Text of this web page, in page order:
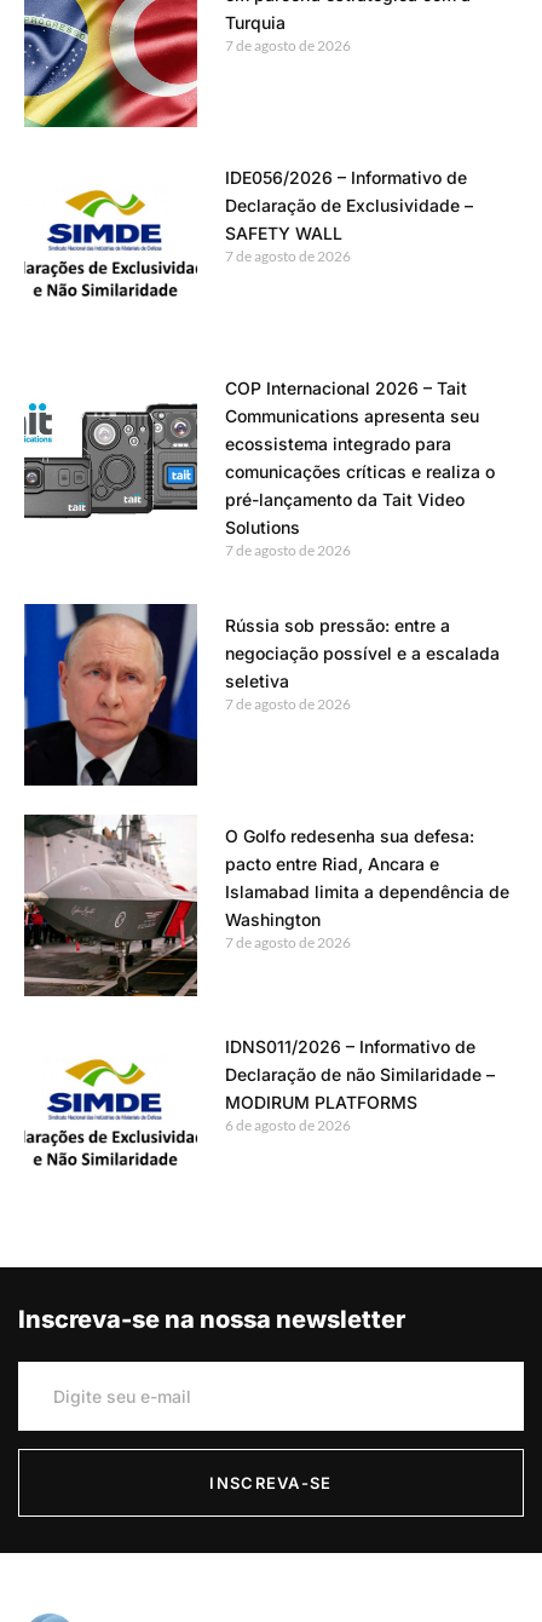
Turquia
7 de agosto de 2026
IDE056/2026 – Informativo de
Declaração de Exclusividade –
SAFETY WALL
7 de agosto de 2026
COP Internacional 2026 – Tait
Communications apresenta seu
ecossistema integrado para
comunicações críticas e realiza o
pré-lançamento da Tait Video
Solutions
7 de agosto de 2026
Rússia sob pressão: entre a
negociação possível e a escalada
seletiva
7 de agosto de 2026
O Golfo redesenha sua defesa:
pacto entre Riad, Ancara e
Islamabad limita a dependência de
Washington
7 de agosto de 2026
IDNS011/2026 – Informativo de
Declaração de não Similaridade –
MODIRUM PLATFORMS
6 de agosto de 2026
Inscreva-se na nossa newsletter
INSCREVA-SE